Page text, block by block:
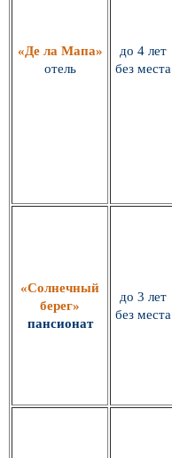
«Де ла Мапа»
отель
до 4 лет
без места
«Солнечный
берег»
пансионат
до 3 лет
без места